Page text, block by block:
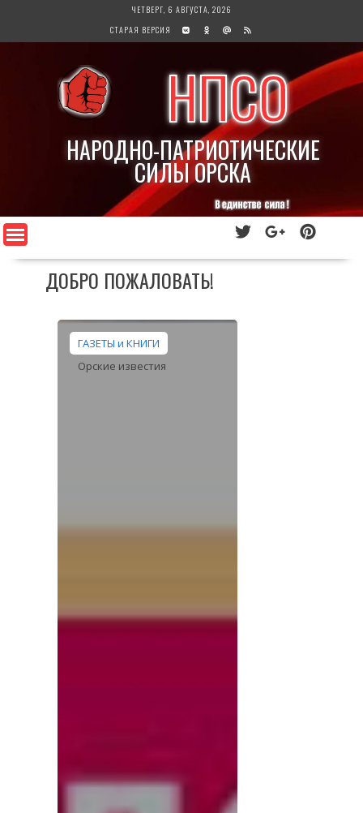
содержимому
ЧЕТВЕРГ, 6 АВГУСТА, 2026
СТАРАЯ ВЕРСИЯ
НПСО
НАРОДНО-ПАТРИОТИЧЕСКИЕ
СИЛЫ ОРСКА
ДОБРО ПОЖАЛОВАТЬ!
ГАЗЕТЫ и КНИГИ
Орские известия